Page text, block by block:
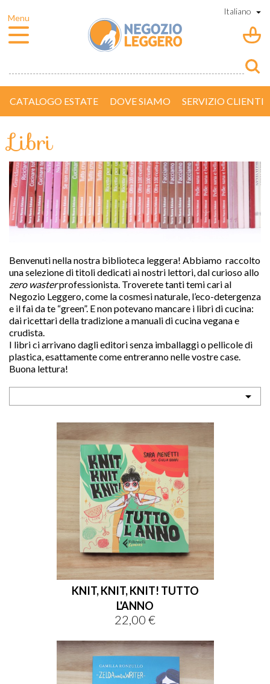

CATALOGO ESTATE DOVE SIAMO SERVIZIO CLIENTI
Libri
Benvenuti nella nostra biblioteca leggera! Abbiamo  raccolto
una selezione di titoli
zero waster professionista. Troverete tanti temi cari al
Negozio Leggero, come la cosmesi naturale, l’eco-detergenza
e il fai da te “green”. E non potevano mancare i libri di cucina:
dai ricettari della tradizione a manuali di cucina vegana e
crudista.
I libri ci arrivano dagli editori senza imballaggi o pellicole di
plastica, esattamente come entreranno nelle vostre case.
Buona lettura!

KNIT, KNIT, KNIT! TUTTO
L'ANNO
Prezzo
22,00 €